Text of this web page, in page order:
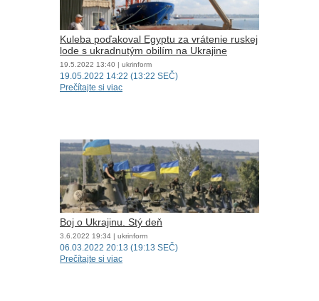
Kuleba poďakoval Egyptu za vrátenie ruskej
lode s ukradnutým obilím na Ukrajine
19.5.2022 13:40 | ukrinform
19.05.2022 14:22 (13:22 SEČ)
Prečítajte si viac
Boj o Ukrajinu. Stý deň
3.6.2022 19:34 | ukrinform
06.03.2022 20:13 (19:13 SEČ)
Prečítajte si viac